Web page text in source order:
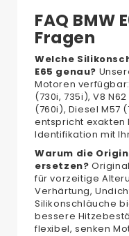
FAQ BMW
Fragen
Welche
E65 genau?
Motoren
(730i, 735i), V8
(760i), Diesel M57
entspricht exakten
Identifikation mit
Warum die
ersetzen?
für vorzeitige
Verhärtung,
Silikonschläuche
bessere
flexibel, senken